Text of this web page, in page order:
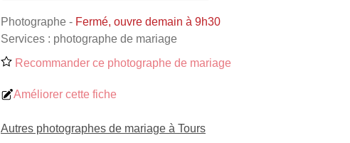
Photographe - Fermé, ouvre demain à 9h30
Services : photographe de mariage
Recommander ce photographe de mariage
Améliorer cette fiche
Autres photographes de mariage à Tours